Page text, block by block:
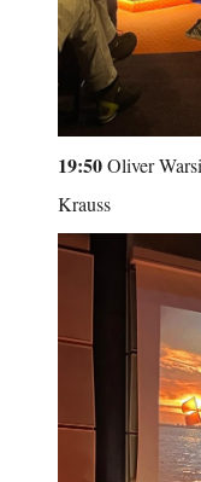
19:50Oliver
Krauss